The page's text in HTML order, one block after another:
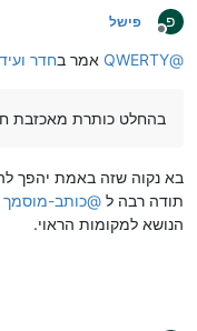
פ
מנותק
פישל
@
QWERTY אמר בחדר
בהחלט כותרת מאכזבת
בא נקוה שזה באמת יהפך
תודה רבה ל @כותב-מוסמך
הנושא למקומות הראוי.